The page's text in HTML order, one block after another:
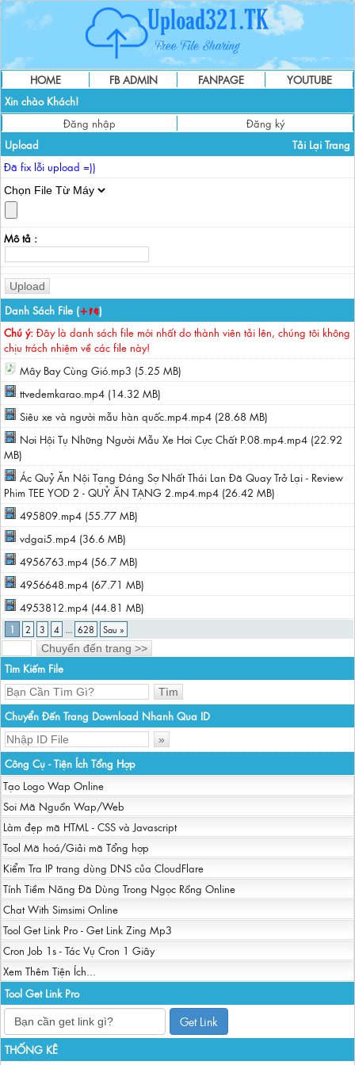
HOME FB ADMIN FANPAGE
YOUTUBE
Xin chào Khách!
Đăng nhập
Đăng ký
Upload
Tải Lại Trang
Đã fix lỗi upload =))
Mô tả :
Danh Sách File (+14)
Chú ý: Đây là danh sách file mới nhất do thành viên tải lên, chúng tôi không
chịu trách nhiệm về các file này!
Mây Bay Cùng Gió.mp3 (5.25 MB)
ttvedemkarao.mp4 (14.32 MB)
Siêu xe và người mẫu hàn quốc.mp4.mp4 (28.68 MB)
Nơi Hội Tụ Những Người Mẫu Xe Hơi Cực Chất P.08.mp4.mp4 (22.92
MB)
Ác Quỷ Ăn Nội Tạng Đáng Sợ Nhất Thái Lan Đã Quay Trở Lại - Review
Phim TEE YOD 2 - QUỶ ĂN TẠNG 2.mp4.mp4 (26.42 MB)
495809.mp4 (55.77 MB)
vdgai5.mp4 (36.6 MB)
4956763.mp4 (56.7 MB)
4956648.mp4 (67.71 MB)
4953812.mp4 (44.81 MB)
1 2 3 4 ... 628 Sau »
Tìm Kiếm File
Chuyển Đến Trang Download Nhanh Qua ID
Công Cụ - Tiện Ích Tổng Hợp
Tạo Logo Wap Online
Soi Mã Nguồn Wap/Web
Làm đẹp mã HTML - CSS và Javascript
Tool Mã hoá/Giải mã Tổng hợp
Kiểm Tra IP trang dùng DNS của CloudFlare
Tính Tiềm Năng Đã Dùng Trong Ngọc Rồng Online
Chat With Simsimi Online
Tool Get Link Pro - Get Link Zing Mp3
Cron Job 1s - Tác Vụ Cron 1 Giây
Xem Thêm Tiện Ích...
Tool Get Link Pro
Get Link
THỐNG KÊ